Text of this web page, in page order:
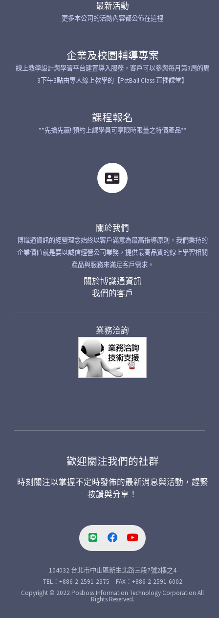
最新活動
更多本公司的活動內容都公佈在這裡
企業及校園輔導專案
線上教學設計與學習平台建置導入服務，客戶可以參與每月第3周的周
3下午3點由專人線上教學的【PetBall Class 直播課堂】
課程報名
**先搶先贏!!預約上課學員可享限時限量之特價產品**
關於我們
博識通資訊的經營理念始終以客戶滿意為最高指導原則，我們秉持的
企業價值就是要以誠信經營公司業務，提供最高品質的線上學習相關
產品與服務來滿足客戶需求。
關於博識通資訊
我們的客戶
業務洽詢
歡迎關注我們的社群
時刻關注以掌握不定時發佈的最新消息與活動，趕緊
按讚與分享！
104032 台北市中山區新生北路三段7號2樓之4
TEL：+886-2-2591-2375 FAX：+886-2-2591-6002
Copyright © 2022 Posboss Information Technology Corporation All
Rights Reserved.